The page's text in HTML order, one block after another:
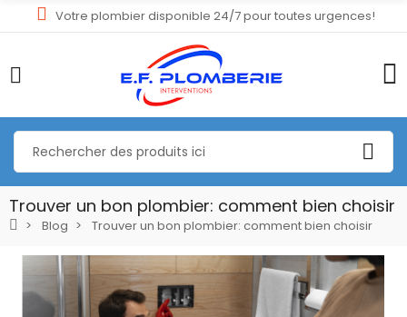
Votre plombier disponible 24/7 pour toutes urgences!
Trouver un bon plombier: comment bien choisir
Blog Trouver un bon plombier: comment bien choisir